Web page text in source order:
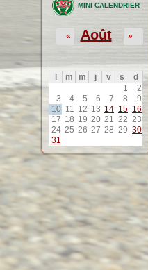
MINI CALENDRIER
Août
« »
m m j v s
d
1
2
3
4 5 6 7 8
9
10 11 12 13 14 15 16
17 18 19 20 21 22 23
24 25 26 27 28 29 30
31